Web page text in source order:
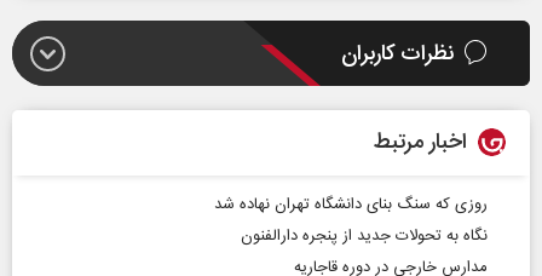
نظرات کاربران
اخبار مرتبط
روزی که سنگ بنای دانشگاه تهران نهاده شد
نگاه به تحولات جدید از پنجره دارالفنون
مدارس خارجی در دوره قاجاریه